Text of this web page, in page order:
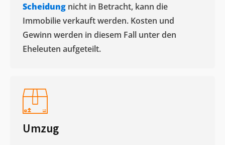
Scheidung nicht in Betracht, kann die
Immobilie verkauft werden. Kosten und
Gewinn werden in diesem Fall unter den
Eheleuten aufgeteilt.​
Umzug